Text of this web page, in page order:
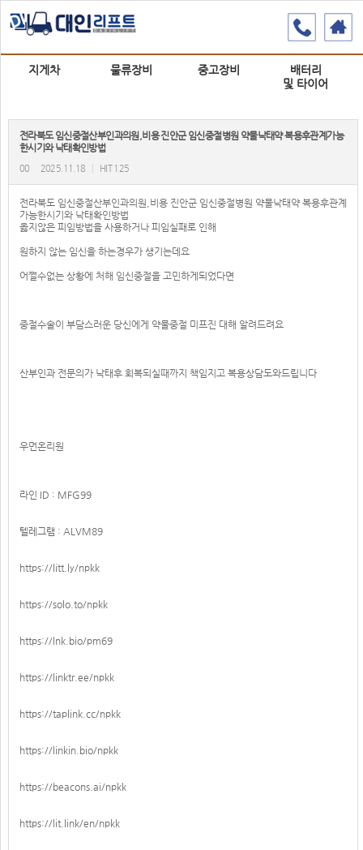
지게차 물류장비 중고장비
배터리
및 타이어
전라북도 임신중절산부인과의원,비용 진안군 임신중절병원 약물낙태약 복용후관계가능
한시기와 낙태확인방법
00 2025.11.18 HIT 125
전라북도 임신중절산부인과의원,비용 진안군 임신중절병원 약물낙태약 복용후관계
가능한시기와 낙태확인방법
옳지않은 피임방법을 사용하거나 피임실패로 인해
원하지 않는 임신을 하는경우가 생기는데요
어쩔수없는 상황에 처해 임신중절을 고민하게되었다면
중절수술이 부담스러운 당신에게 약물중절 미프진 대해 알려드려요
산부인과 전문의가 낙태후 회복되실때까지 책임지고 복용상담도와드립니다
우먼온리원
라인 ID : MFG99
텔레그램 : ALVM89
https://litt.ly/npkk
https://solo.to/npkk
https://lnk.bio/pm69
https://linktr.ee/npkk
https://taplink.cc/npkk
https://linkin.bio/npkk
https://beacons.ai/npkk
https://lit.link/en/npkk